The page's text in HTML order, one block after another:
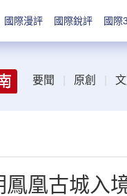
國際漫評 國際銳評 國際
要聞 原創
鳳凰古城入